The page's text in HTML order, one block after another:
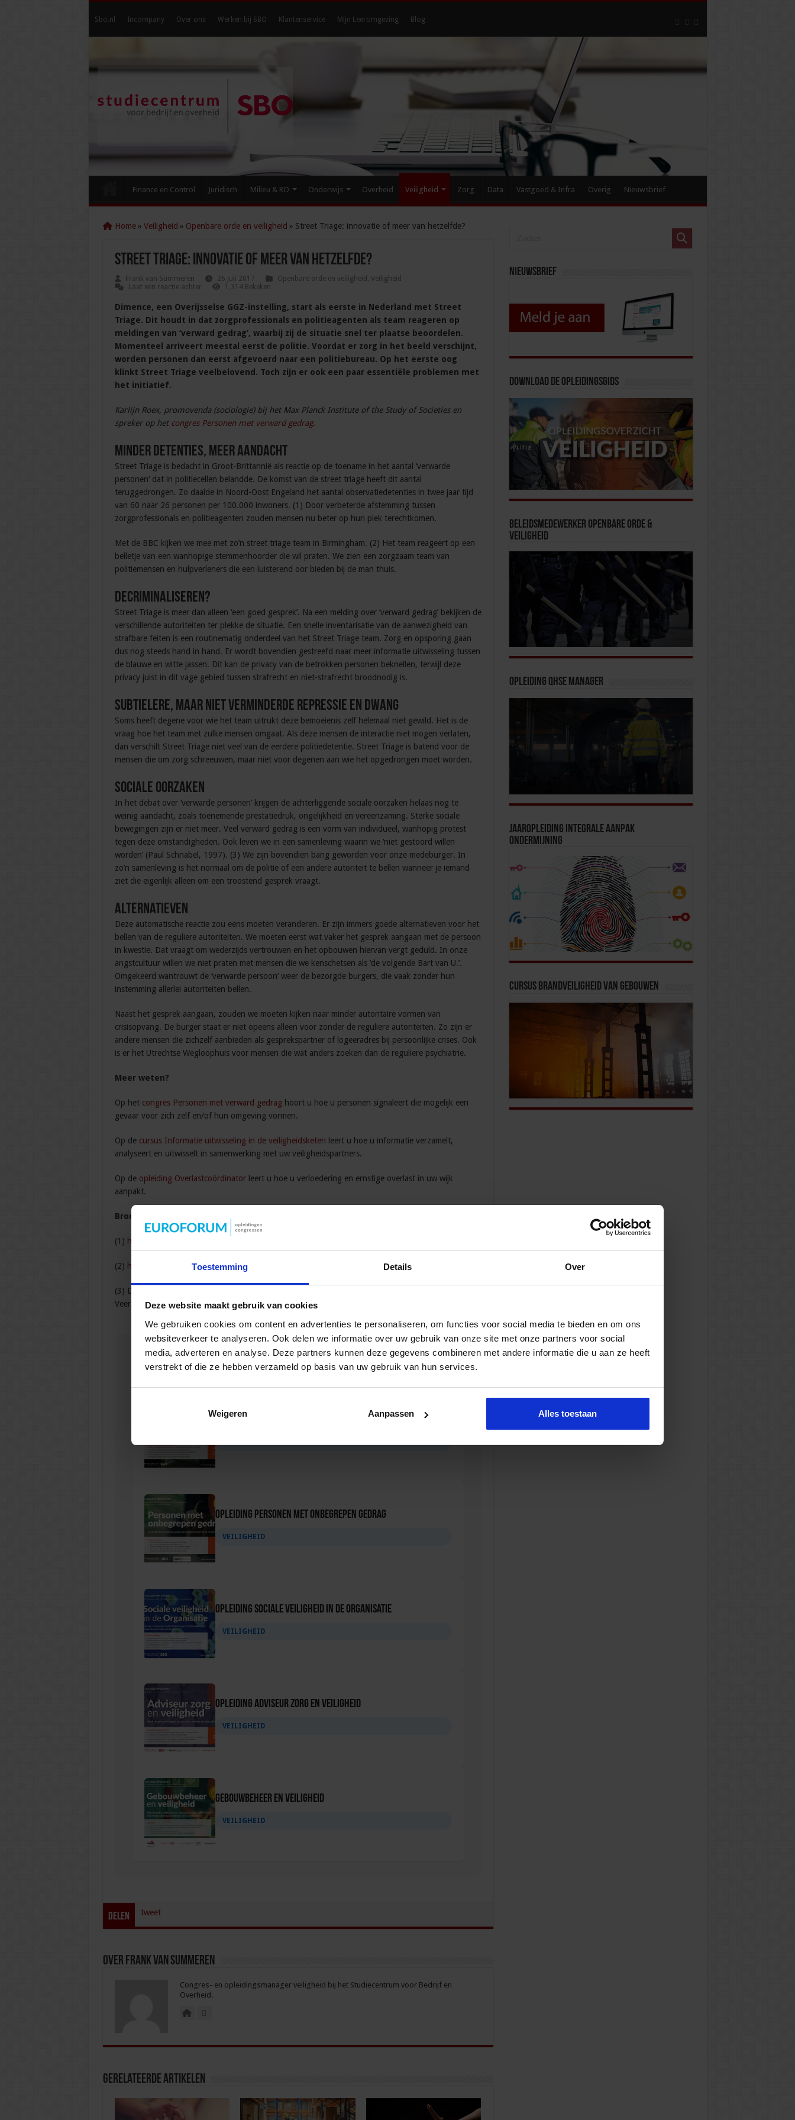
Toestemming Details Over
Deze website maakt gebruik van cookies
We gebruiken cookies om content en advertenties te personaliseren, om functies voor social media te bieden en om ons
websiteverkeer te analyseren. Ook delen we informatie over uw gebruik van onze site met onze partners voor social
media, adverteren en analyse. Deze partners kunnen deze gegevens combineren met andere informatie die u aan ze heeft
verstrekt of die ze hebben verzameld op basis van uw gebruik van hun services.
Weigeren Aanpassen Alles toestaan
Sbo.nl Incompany Over ons Werken bij SBO Klantenservice Mijn Leeromgeving Blog
Finance en Control Juridisch Milieu & RO Onderwijs Overheid Veiligheid Zorg Data Vastgoed & Infra Overig Nieuwsbrief
Home » Veiligheid » Openbare orde en veiligheid » Street Triage: innovatie of meer van hetzelfde?
Street Triage: innovatie of meer van hetzelfde?
Frank van Summeren 26 juli 2017 Openbare orde en veiligheid , Veiligheid
Laat een reactie achter
1,314 Bekeken
Dimence, een Overijsselse GGZ-instelling, start als eerste in Nederland met Street
Triage. Dit houdt in dat zorgprofessionals en politieagenten als team reageren op
meldingen van ‘verward gedrag’, waarbij zij de situatie snel ter plaatse beoordelen.
Momenteel arriveert meestal eerst de politie. Voordat er zorg in het beeld verschijnt,
worden personen dan eerst afgevoerd naar een politiebureau. Op het eerste oog
klinkt Street Triage veelbelovend. Toch zijn er ook een paar essentiële problemen met
het initiatief.
Karlijn Roex, promovenda (sociologie) bij het Max Planck Institute of the Study of Societies en
spreker op het congres Personen met verward gedrag.
Minder detenties, meer aandacht
Street Triage is bedacht in Groot-Brittannië als reactie op de toename in het aantal ‘verwarde
personen’ dat in politiecellen belandde. De komst van de street triage heeft dit aantal
teruggedrongen. Zo daalde in Noord-Oost Engeland het aantal observatiedetenties in twee jaar tijd
van 60 naar 26 personen per 100.000 inwoners. (1) Door verbeterde afstemming tussen
zorgprofessionals en politieagenten zouden mensen nu beter op hun plek terechtkomen.
Met de BBC kijken we mee met zo’n street triage team in Birmingham. (2) Het team reageert op een
belletje van een wanhopige stemmenhoorder die wil praten. We zien een zorgzaam team van
politiemensen en hulpverleners die een luisterend oor bieden bij de man thuis.
Decriminaliseren?
Street Triage is meer dan alleen ‘een goed gesprek’. Na een melding over ‘verward gedrag’ bekijken de
verschillende autoriteiten ter plekke de situatie. Een snelle inventarisatie van de aanwezigheid van
strafbare feiten is een routinematig onderdeel van het Street Triage team. Zorg en opsporing gaan
dus nog steeds hand in hand. Er wordt bovendien gestreefd naar meer informatie uitwisseling tussen
de blauwe en witte jassen. Dit kan de privacy van de betrokken personen beknellen, terwijl deze
privacy juist in dit vage gebied tussen strafrecht en niet-strafrecht broodnodig is.
Subtielere, maar niet verminderde repressie en dwang
Soms heeft degene voor wie het team uitrukt deze bemoeienis zelf helemaal niet gewild. Het is de
vraag hoe het team met zulke mensen omgaat. Als deze mensen de interactie niet mogen verlaten,
dan verschilt Street Triage niet veel van de eerdere politiedetentie. Street Triage is batend voor de
mensen die om zorg schreeuwen, maar niet voor degenen aan wie het opgedrongen moet worden.
Sociale oorzaken
In het debat over ‘verwarde personen’ krijgen de achterliggende sociale oorzaken helaas nog te
weinig aandacht, zoals toenemende prestatiedruk, ongelijkheid en vereenzaming. Sterke sociale
bewegingen zijn er niet meer. Veel verward gedrag is een vorm van individueel, wanhopig protest
tegen deze omstandigheden. Ook leven we in een samenleving waarin we ‘niet gestoord willen
worden’ (Paul Schnabel, 1997). (3) We zijn bovendien bang geworden voor onze medeburger. In
zo’n samenleving is het normaal om de politie of een andere autoriteit te bellen wanneer je iemand
ziet die eigenlijk alleen om een troostend gesprek vraagt.
Alternatieven
Deze automatische reactie zou eens moeten veranderen. Er zijn immers goede alternatieven voor het
bellen van de reguliere autoriteiten. We moeten eerst wat vaker het gesprek aangaan met de persoon
in kwestie. Dat vraagt om wederzijds vertrouwen en het opbouwen hiervan vergt geduld. In onze
angstcultuur willen we niet praten met mensen die we kenschetsen als ‘de volgende Bart van U.’.
Omgekeerd wantrouwt de ‘verwarde persoon’ weer de bezorgde burgers, die vaak zonder hun
instemming allerlei autoriteiten bellen.
Naast het gesprek aangaan, zouden we moeten kijken naar minder autoritaire vormen van
crisisopvang. De burger staat er niet opeens alleen voor zonder de reguliere autoriteiten. Zo zijn er
andere mensen die zichzelf aanbieden als gesprekspartner of logeeradres bij persoonlijke crises. Ook
is er het Utrechtse Wegloophuis voor mensen die wat anders zoeken dan de reguliere psychiatrie.
Meer weten?
Op het congres Personen met verward gedrag hoort u hoe u personen signaleert die mogelijk een
gevaar voor zich zelf en/of hun omgeving vormen.
Op de cursus Informatie uitwisseling in de veiligheidsketen leert u hoe u informatie verzamelt,
analyseert en uitwisselt in samenwerking met uw veiligheidspartners.
Op de opleiding Overlastcoördinatorleert u hoe u verloedering en ernstige overlast in uw wijk
aanpakt.
Bronnen
(1) http://www.ncl.ac.uk/press/news/2016/11/streettriageresearch/
(2) http://www.bbc.com/news/health-38587225
(3) De
Veertien sociale problemen in Nederland., pp. 170 – 183.
Gerelateerde Opleidingen en Cursussen
Opleiding Coördinator nazorg ex-gedetineerden
Opleiding Personen met onbegrepen gedrag
VEILIGHEID
Opleiding Sociale Veiligheid in de Organisatie
VEILIGHEID
Opleiding Adviseur zorg en veiligheid
VEILIGHEID
Gebouwbeheer en veiligheid
VEILIGHEID
Delen tweet
Over Frank van Summeren
Congres- en opleidingsmanager veiligheid bij het Studiecentrum voor Bedrijf en
Overheid.
Gerelateerde Artikelen
Nieuwsbrief
Download de opleidingsgids
Beleidsmedewerker Openbare Orde &
Veiligheid
Opleiding QHSE Manager
Jaaropleiding Integrale Aanpak
Ondermijning
Cursus Brandveiligheid van Gebouwen